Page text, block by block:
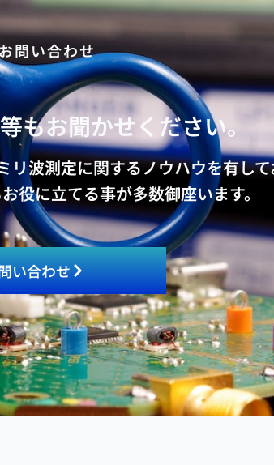
お問い合わせ
もお聞かせください。
リ波測定に関するノウハウを有し
役に立てる事が多数御座います。
い合わせ